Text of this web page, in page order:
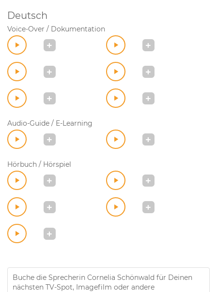
Deutsch
Voice-Over / Dokumentation
Audio-Guide / E-Learning
Hörbuch / Hörspiel
Buche die Sprecherin Cornelia Schönwald für Deinen
nächsten TV-Spot, Imagefilm oder andere